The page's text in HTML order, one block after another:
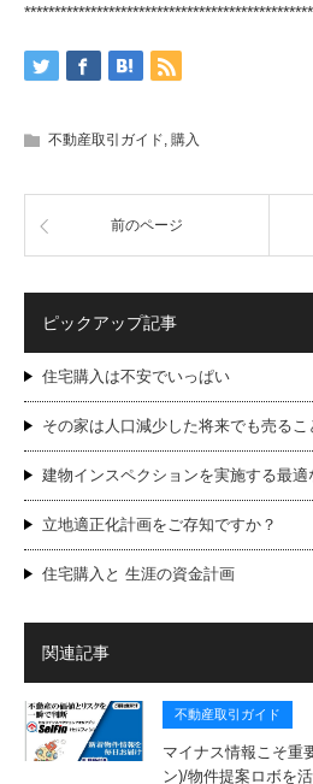
不動産取引ガイド 購入
前のページ
ピックアップ記事
住宅購入は不安でいっぱい
その家は人口減少した将来でも売るこ
建物インスペクションを実施する最適
立地適正化計画をご存知ですか？
住宅購入と 生涯の資金計画
関連記事
不動産取引ガイド
マイナス情報こそ重
ン)/物件提案ロボを